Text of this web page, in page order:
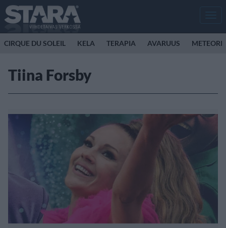
CIRQUE DU SOLEIL KELA TERAPIA AVARUUS METEORI
Tiina Forsby